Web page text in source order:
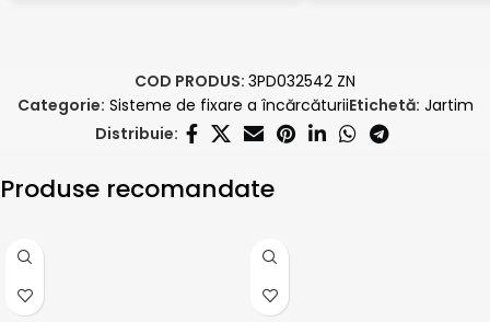
COD PRODUS: 3PD032542 ZN
Categorie: Sisteme de fixare a încărcăturiiEtichetă: Jartim
Distribuie:
Produse recomandate